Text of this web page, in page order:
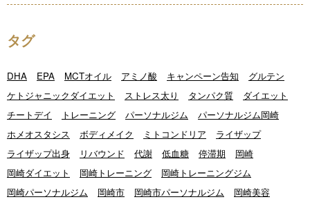
タグ
DHA EPA MCTオイル アミノ酸 キャンペーン告知
グルテン
ケトジャニックダイエット
ストレス太り タンパク質
ダイエット
チートデイ
トレーニング パーソナルジム
パーソナルジム岡崎
ホメオスタシス
ボディメイク ミトコンドリア
ライザップ
ライザップ出身
リバウンド 代謝 低血糖 停滞期
岡崎
岡崎ダイエット
岡崎トレーニング
岡崎トレーニングジム
岡崎パーソナルジム
岡崎市 岡崎市パーソナルジム
岡崎美容